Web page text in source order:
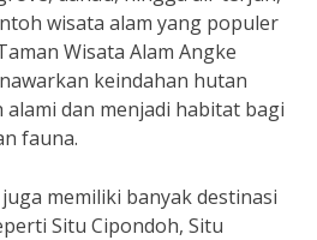
wisata alam yang populer
Wisata Alam Angke
keindahan hutan
dan menjadi habitat bagi
fauna.
memiliki banyak destinasi
Situ Cipondoh, Situ